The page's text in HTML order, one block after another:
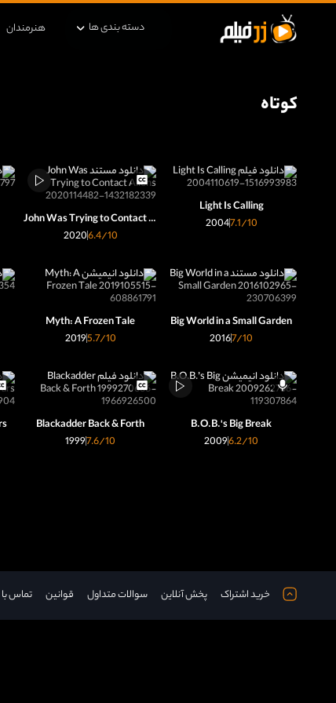
دسته بندی ها هنرمندان
کوتاه
Light Is Calling
20047.1/10
John Was Trying to Contact Aliens
20206.4/10
Big World in a Small Garden
20167/10
Myth: A Frozen Tale
20195.7/10
B.O.B.'s Big Break
20096.2/10
Blackadder Back & Forth
19997.6/10
خرید اشتراک پخش آنلاین سوالات متداول قوانین تماس با